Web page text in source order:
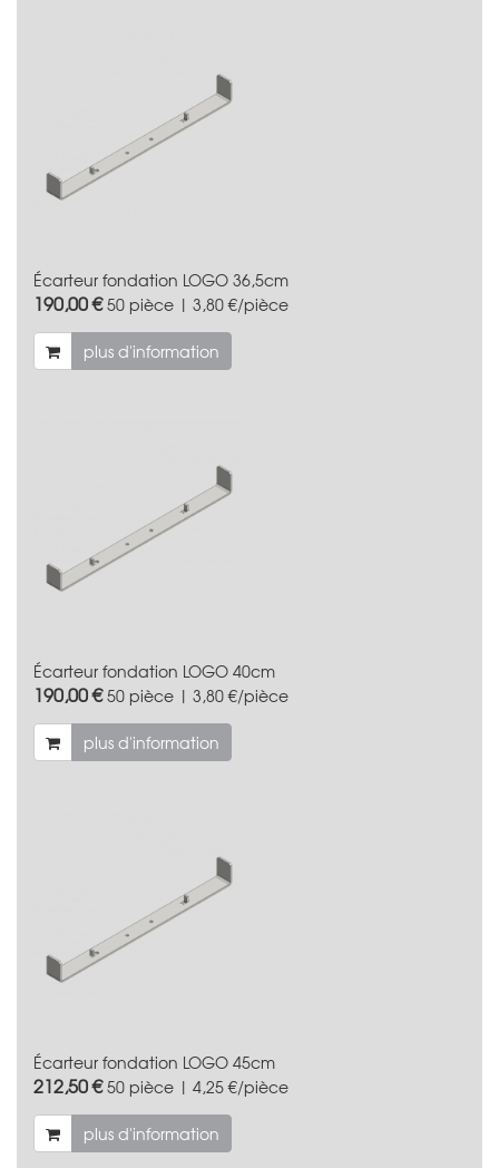
Écarteur fondation LOGO 36,5cm
190,00 €50 pièce | 3,80 €/pièce
plus d'information
Écarteur fondation LOGO 40cm
190,00 €50 pièce | 3,80 €/pièce
plus d'information
Écarteur fondation LOGO 45cm
212,50 €50 pièce | 4,25 €/pièce
plus d'information